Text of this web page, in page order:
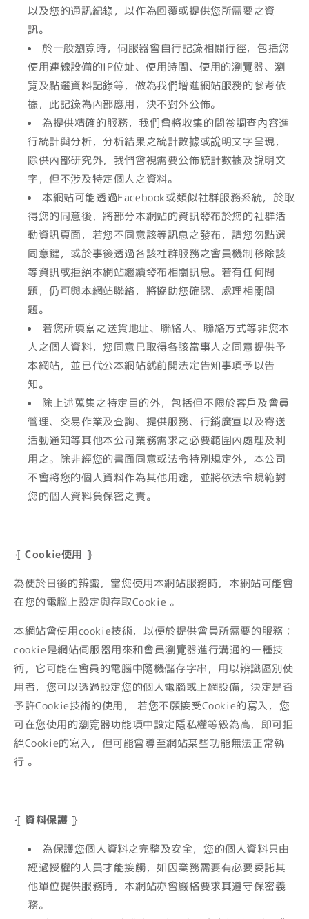
以及您的通訊紀錄，以作為回覆或提供您所需要之資
訊。
於一般瀏覽時，伺服器會自行記錄相關行徑，包括您
使用連線設備的IP位址、使用時間、使用的瀏覽器、瀏
覽及點選資料記錄等，做為我們增進網站服務的參考依
據，此記錄為內部應用，決不對外公佈。
為提供精確的服務，我們會將收集的問卷調查內容進
行統計與分析，分析結果之統計數據或說明文字呈現，
除供內部研究外，我們會視需要公佈統計數據及說明文
字，但不涉及特定個人之資料。
本網站可能透過Facebook或類似社群服務系統，於取
得您的同意後，將部分本網站的資訊發布於您的社群活
動資訊頁面，若您不同意該等訊息之發布，請您勿點選
同意鍵，或於事後透過各該社群服務之會員機制移除該
等資訊或拒絕本網站繼續發布相關訊息。若有任何問
題，仍可與本網站聯絡，將協助您確認、處理相關問
題。
若您所填寫之送貨地址、聯絡人、聯絡方式等非您本
人之個人資料，您同意已取得各該當事人之同意提供予
本網站，並已代公本網站就前開法定告知事項予以告
知。
除上述蒐集之特定目的外，包括但不限於客戶及會員
管理、交易作業及查詢、提供服務、行銷廣宣以及寄送
活動通知等其他本公司業務需求之必要範圍內處理及利
用之。除非經您的書面同意或法令特別規定外，本公司
不會將您的個人資料作為其他用途，並將依法令規範對
您的個人資料負保密之責。
⦃Cookie使用 ⦄
為便於日後的辨識，當您使用本網站服務時，本網站可能會
在您的電腦上設定與存取Cookie 。
本網站會使用cookie技術，以便於提供會員所需要的服務；
cookie是網站伺服器用來和會員瀏覽器進行溝通的一種技
術，它可能在會員的電腦中隨機儲存字串，用以辨識區別使
用者，您可以透過設定您的個人電腦或上網設備，決定是否
予許Cookie技術的使用， 若您不願接受Cookie的寫入，您
可在您使用的瀏覽器功能項中設定隱私權等級為高，即可拒
絕Cookie的寫入，但可能會導至網站某些功能無法正常執
行 。
⦃ 資料保護 ⦄
為保護您個人資料之完整及安全，您的個人資料只由
經過授權的人員才能接觸，如因業務需要有必要委託其
他單位提供服務時，本網站亦會嚴格要求其遵守保密義
務。